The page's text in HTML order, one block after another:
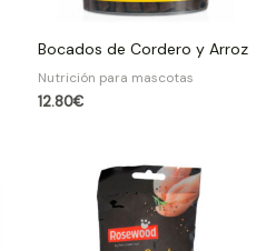
Bocados de Cordero y Arroz
Nutrición para mascotas
12.80€